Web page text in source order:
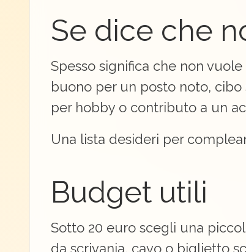
Se dice che
Spesso significa che non
buono per un posto noto,
per hobby o contributo a un
Una lista desideri per
Budget utili
Sotto 20 euro scegli una
da scrivania, cavo o biglietto